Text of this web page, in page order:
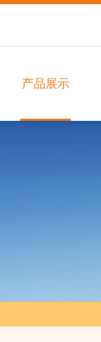
产品展示